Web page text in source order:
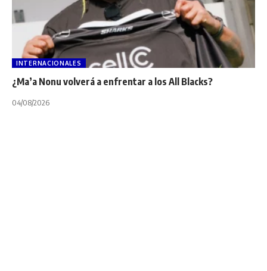
INTERNACIONALES
¿Ma’a Nonu volverá a enfrentar a los All Blacks?
04/08/2026